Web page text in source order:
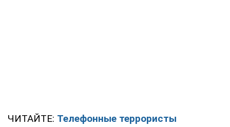
ЧИТАЙТЕ: Телефонные террористы